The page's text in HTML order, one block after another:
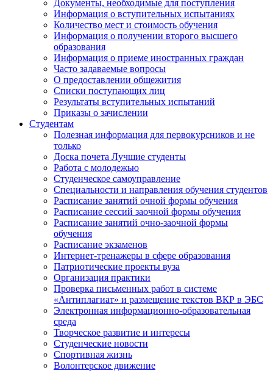
Документы, необходимые для поступления
Информация о вступительных испытаниях
Количество мест и стоимость обучения
Информация о получении второго высшего
образования
Информация о приеме иностранных граждан
Часто задаваемые вопросы
О предоставлении общежития
Списки поступающих лиц
Результаты вступительных испытаний
Приказы о зачислении
Студентам
Полезная информация для первокурсников и не
только
Доска почета Лучшие студенты
Работа с молодежью
Студенческое самоуправление
Специальности и направления обучения студентов
Расписание занятий очной формы обучения
Расписание сессий заочной формы обучения
Расписание занятий очно-заочной формы
обучения
Расписание экзаменов
Интернет-тренажеры в сфере образования
Патриотические проекты вуза
Организация практики
Проверка письменных работ в системе
«Антиплагиат» и размещение текстов ВКР в ЭБС
Электронная информационно-образовательная
среда
Творческое развитие и интересы
Студенческие новости
Спортивная жизнь
Волонтерское движение